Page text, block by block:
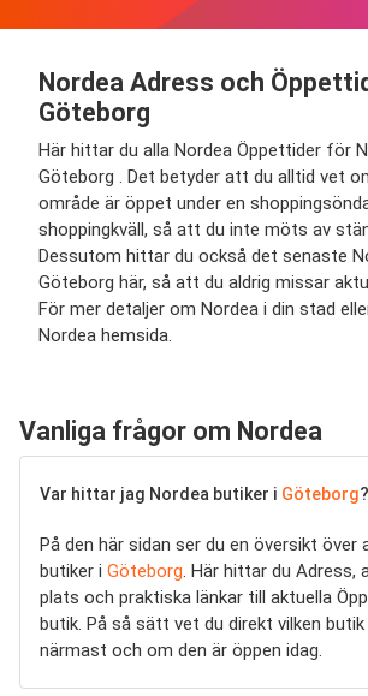
Nordea Adress och
Göteborg
Här hittar du alla Nordea Öppettider för
Göteborg . Det betyder att du alltid vet
område är öppet under en
shopping­kväll, så att du inte möts av
Dessutom hittar du också det senaste
Göteborg här, så att du aldrig missar
För mer detaljer om Nordea i din stad
Nordea hemsida.
Vanliga frågor om Nordea
Var hittar jag Nordea butiker i Göteborg?
På den här sidan ser du en översikt över
butiker i Göteborg. Här hittar du Adress,
plats och praktiska länkar till aktuella
butik. På så sätt vet du direkt vilken
närmast och om den är öppen idag.